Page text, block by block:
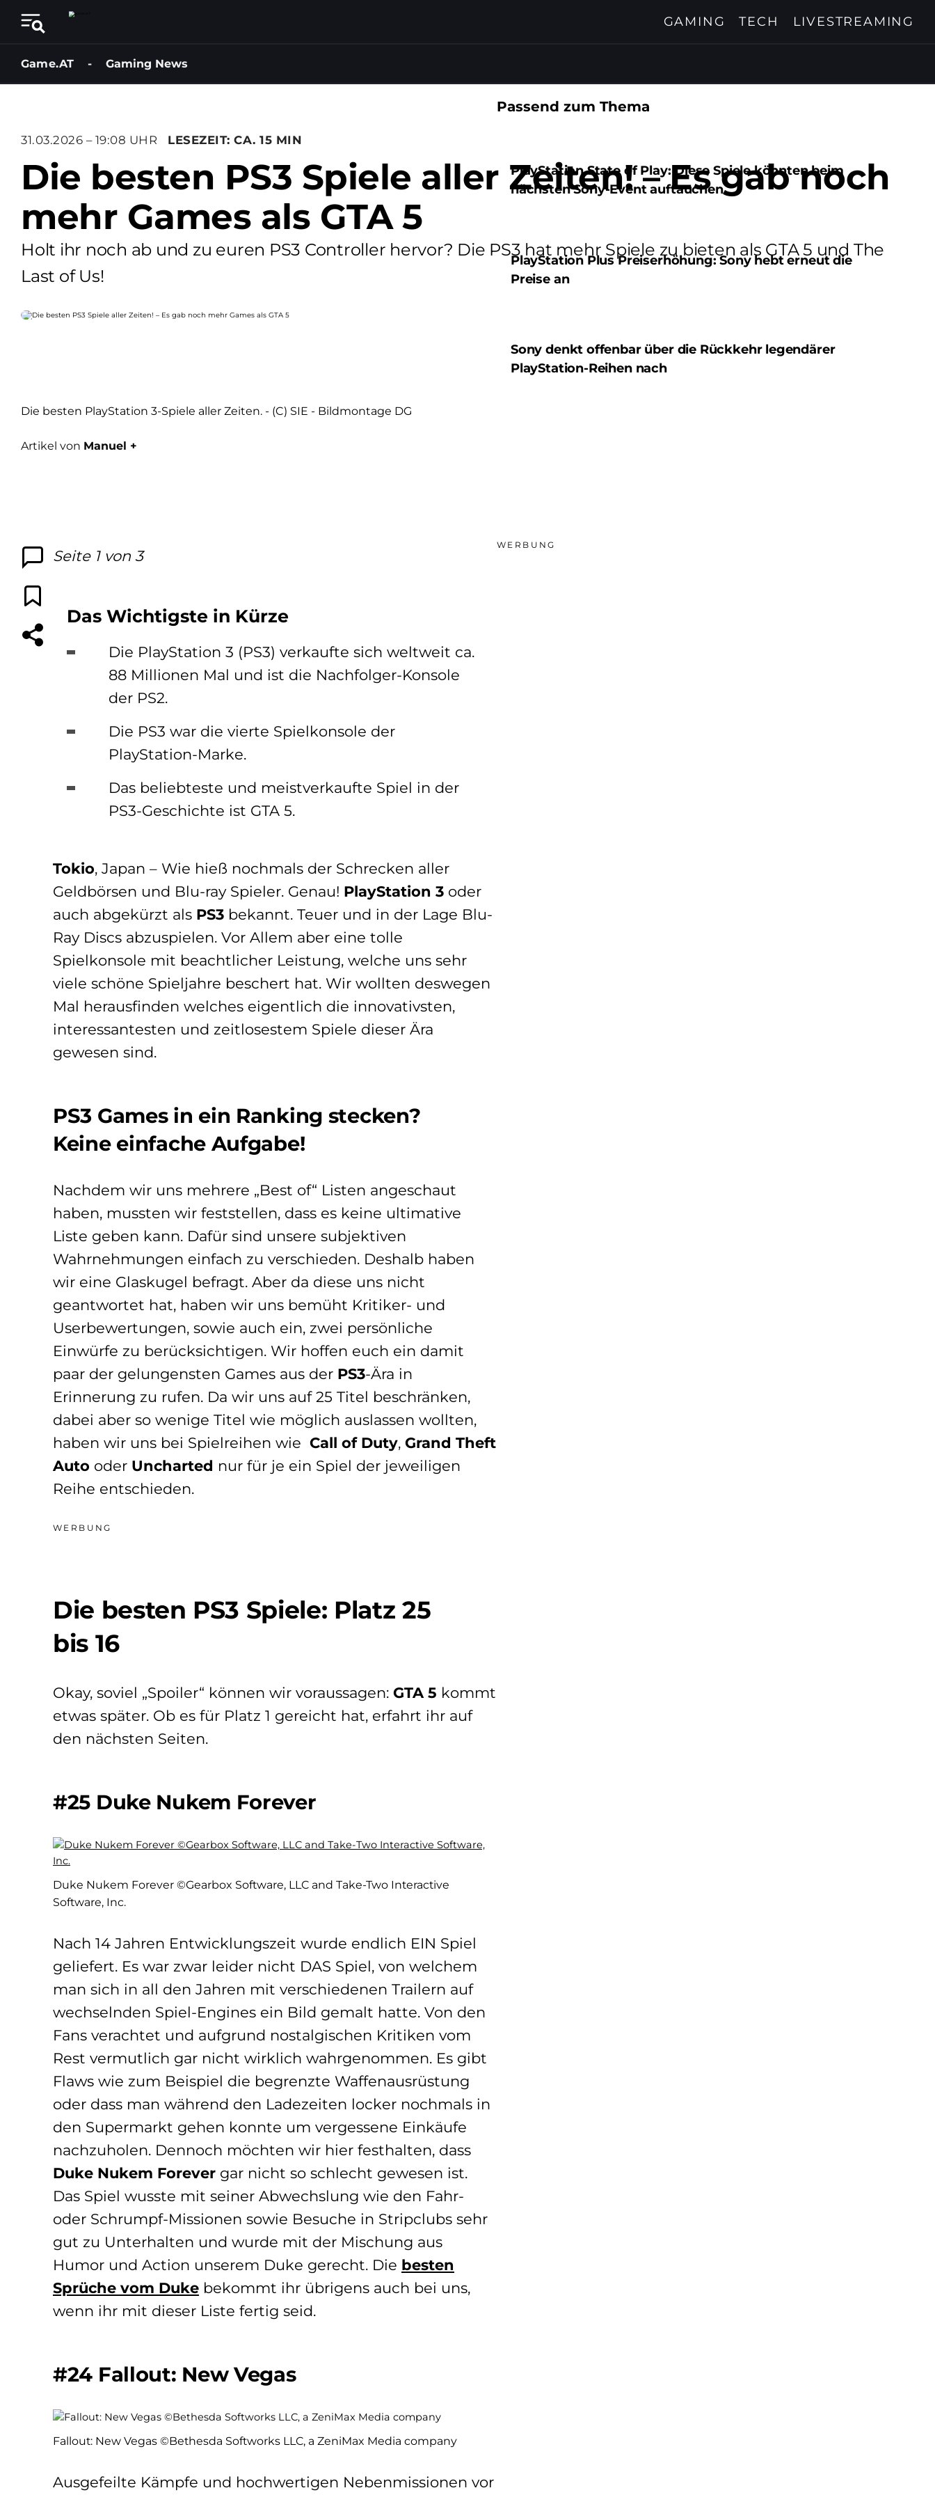
GAMING TECH LIVESTREAMING
Game.AT - Gaming News
31.03.2026 – 19:08 UHR LESEZEIT: CA. 15 MIN
Die besten PS3 Spiele aller Zeiten! – Es gab noch
mehr Games als GTA 5
Holt ihr noch ab und zu euren PS3 Controller hervor? Die PS3 hat mehr Spiele zu bieten als GTA 5 und The
Last of Us!
Passend zum Thema
PlayStation State of Play: Diese Spiele könnten beim
nächsten Sony-Event auftauchen
PlayStation Plus Preiserhöhung: Sony hebt erneut die
Preise an
Sony denkt offenbar über die Rückkehr legendärer
PlayStation-Reihen nach
Die besten PlayStation 3-Spiele aller Zeiten. - (C) SIE - Bildmontage DG
Artikel von Manuel +
Seite 1 von 3
Das Wichtigste in Kürze
Die PlayStation 3 (PS3) verkaufte sich weltweit ca.
88 Millionen Mal und ist die Nachfolger-Konsole
der PS2.
Die PS3 war die vierte Spielkonsole der
PlayStation-Marke.
Das beliebteste und meistverkaufte Spiel in der
PS3-Geschichte ist GTA 5.
Tokio, Japan – Wie hieß nochmals der Schrecken aller
Geldbörsen und Blu-ray Spieler. Genau! PlayStation 3 oder
auch abgekürzt als PS3 bekannt. Teuer und in der Lage Blu-
Ray Discs abzuspielen. Vor Allem aber eine tolle
Spielkonsole mit beachtlicher Leistung, welche uns sehr
viele schöne Spieljahre beschert hat. Wir wollten deswegen
Mal herausfinden welches eigentlich die innovativsten,
interessantesten und zeitlosestem Spiele dieser Ära
gewesen sind.
PS3 Games in ein Ranking stecken?
Keine einfache Aufgabe!
Nachdem wir uns mehrere „Best of“ Listen angeschaut
haben, mussten wir feststellen, dass es keine ultimative
Liste geben kann. Dafür sind unsere subjektiven
Wahrnehmungen einfach zu verschieden. Deshalb haben
wir eine Glaskugel befragt. Aber da diese uns nicht
geantwortet hat, haben wir uns bemüht Kritiker- und
Userbewertungen, sowie auch ein, zwei persönliche
Einwürfe zu berücksichtigen. Wir hoffen euch ein damit
paar der gelungensten Games aus der PS3-Ära in
Erinnerung zu rufen. Da wir uns auf 25 Titel beschränken,
dabei aber so wenige Titel wie möglich auslassen wollten,
haben wir uns bei Spielreihen wie Call of Duty, Grand Theft
Auto oder Uncharted nur für je ein Spiel der jeweiligen
Reihe entschieden.
WERBUNG
Die besten PS3 Spiele: Platz 25
bis 16
Okay, soviel „Spoiler“ können wir voraussagen: GTA 5 kommt
etwas später. Ob es für Platz 1 gereicht hat, erfahrt ihr auf
den nächsten Seiten.
#25 Duke Nukem Forever
Duke Nukem Forever ©Gearbox Software, LLC and Take-Two Interactive
Software, Inc.
Nach 14 Jahren Entwicklungszeit wurde endlich EIN Spiel
geliefert. Es war zwar leider nicht DAS Spiel, von welchem
man sich in all den Jahren mit verschiedenen Trailern auf
wechselnden Spiel-Engines ein Bild gemalt hatte. Von den
Fans verachtet und aufgrund nostalgischen Kritiken vom
Rest vermutlich gar nicht wirklich wahrgenommen. Es gibt
Flaws wie zum Beispiel die begrenzte Waffenausrüstung
oder dass man während den Ladezeiten locker nochmals in
den Supermarkt gehen konnte um vergessene Einkäufe
nachzuholen. Dennoch möchten wir hier festhalten, dass
Duke Nukem Forever gar nicht so schlecht gewesen ist.
Das Spiel wusste mit seiner Abwechslung wie den Fahr-
oder Schrumpf-Missionen sowie Besuche in Stripclubs sehr
gut zu Unterhalten und wurde mit der Mischung aus
Humor und Action unserem Duke gerecht. Die besten
Sprüche vom Duke bekommt ihr übrigens auch bei uns,
wenn ihr mit dieser Liste fertig seid.
#24 Fallout: New Vegas
Fallout: New Vegas ©Bethesda Softworks LLC, a ZeniMax Media company
Ausgefeilte Kämpfe und hochwertigen Nebenmissionen vor
WERBUNG